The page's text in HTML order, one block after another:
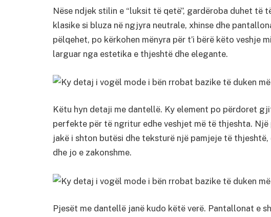
Nëse ndjek stilin e “luksit të qetë”, gardëroba duhet të
klasike si bluza në ngjyra neutrale, xhinse dhe
pëlqehet, po kërkohen mënyra për t’i bërë këto veshje
larguar nga estetika e thjeshtë dhe elegante.
Këtu hyn detaji me dantellë. Ky element po përdoret
perfekte për të ngritur edhe veshjet më të thjeshta.
jakë i shton butësi dhe teksturë një pamjeje të
dhe jo e zakonshme.
Pjesët me dantellë janë kudo këtë verë. Pantallonat e